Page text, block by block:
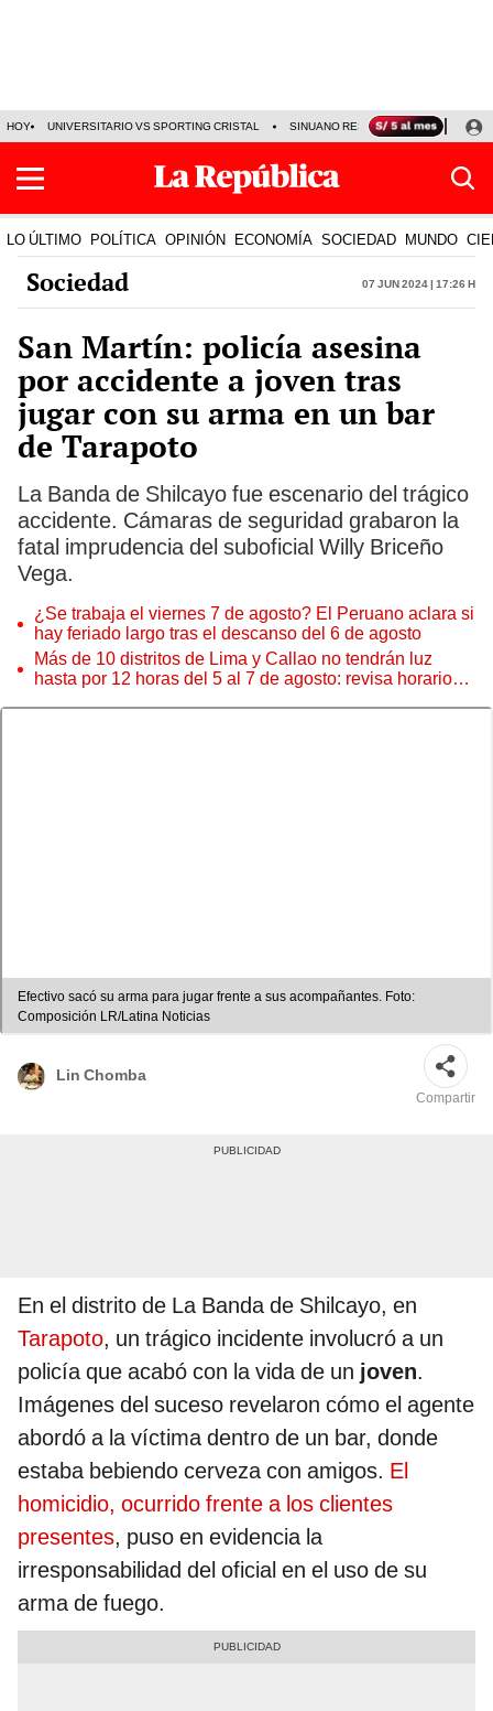
HOY UNIVERSITARIO VS SPORTING CRISTAL SINUANO RESULTADOS HOY
LO ÚLTIMO POLÍTICA OPINIÓN ECONOMÍA SOCIEDAD MUNDO
Sociedad 07 Jun 2024 | 17:26 h
San Martín: policía asesina
por accidente a joven tras
jugar con su arma en un bar
de Tarapoto
La Banda de Shilcayo fue escenario del trágico
accidente. Cámaras de seguridad grabaron la
fatal imprudencia del suboficial Willy Briceño
Vega.
¿Se trabaja el viernes 7 de agosto? El Peruano aclara si
hay feriado largo tras el descanso del 6 de agosto
Más de 10 distritos de Lima y Callao no tendrán luz
hasta por 12 horas del 5 al 7 de agosto: revisa horarios y
Efectivo sacó su arma para jugar frente a sus acompañantes. Foto:
Composición LR/Latina Noticias
Lin Chomba
Compartir
En el distrito de La Banda de Shilcayo, en
Tarapoto, un trágico incidente involucró a un
policía que acabó con la vida de un joven.
Imágenes del suceso revelaron cómo el agente
abordó a la víctima dentro de un bar, donde
estaba bebiendo cerveza con amigos. El
homicidio, ocurrido frente a los clientes
presentes, puso en evidencia la
irresponsabilidad del oficial en el uso de su
arma de fuego.